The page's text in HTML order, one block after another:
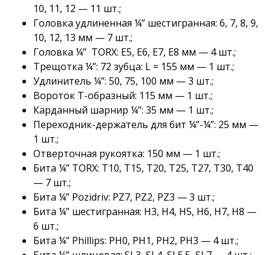
10, 11, 12 — 11 шт.;
Головка удлиненная ¼” шестигранная: 6, 7, 8, 9,
10, 12, 13 мм — 7 шт.;
Головка ¼” TORX: E5, E6, E7, E8 мм — 4 шт.;
Трещотка ¼”: 72 зубца: L = 155 мм — 1 шт.;
Удлинитель ¼”: 50, 75, 100 мм — 3 шт.;
Вороток Т-образный: 115 мм — 1 шт.;
Карданный шарнир ¼”: 35 мм — 1 шт.;
Переходник-держатель для бит ¼”-¼”: 25 мм —
1 шт.;
Отверточная рукоятка: 150 мм — 1 шт.;
Бита ¼” TORX: T10, T15, T20, T25, T27, T30, T40
— 7 шт.;
Бита ¼” Pozidriv: PZ7, PZ2, PZ3 — 3 шт.;
Бита ¼” шестигранная: H3, H4, H5, H6, H7, H8 —
6 шт.;
Бита ¼” Phillips: PH0, PH1, PH2, PH3 — 4 шт.;